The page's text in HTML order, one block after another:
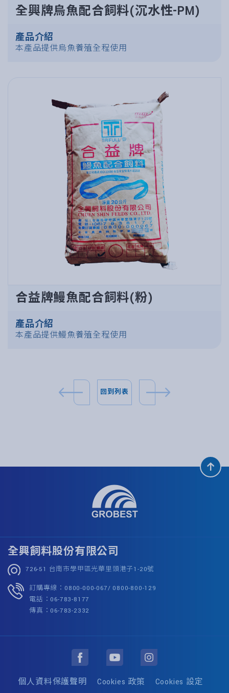
全興牌烏魚配合飼料(沉水性-PM)
產品介紹
本產品提供烏魚養殖全程使用
合益牌鰻魚配合飼料(粉)
產品介紹
本產品提供鰻魚養殖全程使用
回到列表
全興飼料股份有限公司
726-51 台南市學甲區光華里頭港子1-20號
訂購專線：0800-000-067/ 0800-800-129
電話：06-783-8177
傳真：06-783-2332
個人資料保護聲明 Cookies 政策 Cookies 設定